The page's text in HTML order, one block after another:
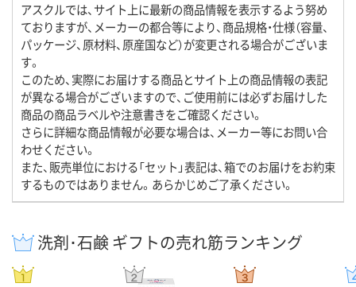
アスクルでは、サイト上に最新の商品情報を表示するよう努め
ておりますが、メーカーの都合等により、商品規格・仕様（容量、
パッケージ、原材料、原産国など）が変更される場合がございま
す。
このため、実際にお届けする商品とサイト上の商品情報の表記
が異なる場合がございますので、ご使用前には必ずお届けした
商品の商品ラベルや注意書きをご確認ください。
さらに詳細な商品情報が必要な場合は、メーカー等にお問い合
わせください。
また、販売単位における「セット」表記は、箱でのお届けをお約束
するものではありません。あらかじめご了承ください。
洗剤･石鹸 ギフトの売れ筋ランキング